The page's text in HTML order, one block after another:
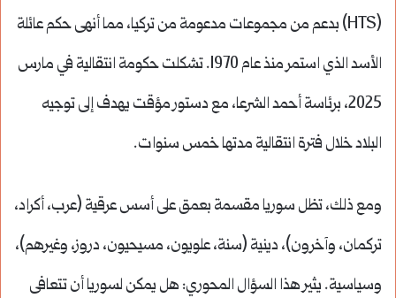
(HTS) بدعم من مجموعات مدعومة من تركيا، مما أنهى حكم عائلة
الأسد الذي استمر منذ عام 1970. تشكلت حكومة انتقالية في مارس
2025، برئاسة أحمد الشرعا، مع دستور مؤقت يهدف إلى توجيه
البلاد خلال فترة انتقالية مدتها خمس سنوات.
ومع ذلك، تظل سوريا مقسمة بعمق على أسس عرقية (عرب، أكراد،
تركمان، وآخرون)، دينية (سنة، علويون، مسيحيون، دروز، وغيرهم)،
وسياسية. يثير هذا السؤال المحوري: هل يمكن لسوريا أن تتعافى